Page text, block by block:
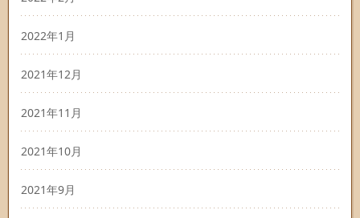
2022年1月
2021年12月
2021年11月
2021年10月
2021年9月